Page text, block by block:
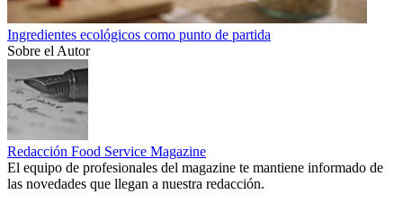
Ingredientes ecológicos como punto de partida
Sobre el Autor
Redacción Food Service Magazine
El equipo de profesionales del magazine te mantiene informado de
las novedades que llegan a nuestra redacción.